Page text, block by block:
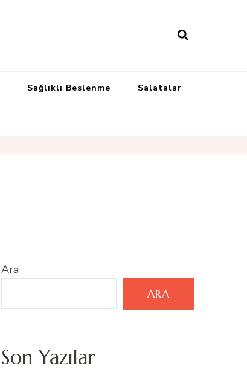
Sağlıklı Beslenme Salatalar
Ara
ARA
Son Yazılar